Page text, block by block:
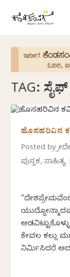
TAG: ಸೈಫ್
ಹೊಸಹರಿವಿನ
Posted by
ಪುಸ್ತಕ,ಸಾಹಿತ್ಯ
ಕೇವಲ ಕಲ್ಲು
ನಿರ್ಮಿಸಿದರೆ